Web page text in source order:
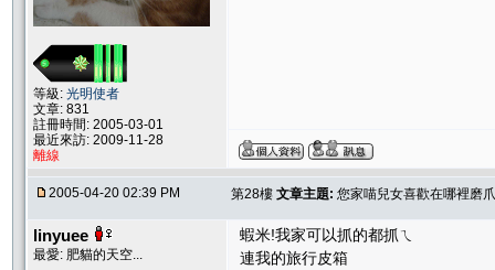
等級: 光明使者
文章: 831
註冊時間: 2005-03-01
最近來訪: 2009-11-28
離線
2005-04-20 02:39 PM 第28樓 文章主題: 您家喵兒女喜歡在哪裡磨
linyuee
最愛: 肥貓的天空...
蝦米!我家可以抓的都抓ㄟ
連我的旅行皮箱